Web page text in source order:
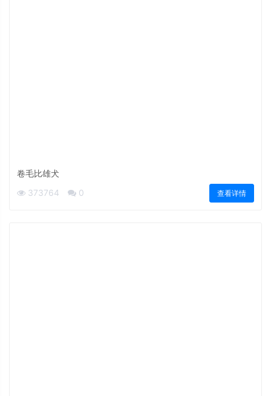
卷毛比雄犬
373764
0 查看详情